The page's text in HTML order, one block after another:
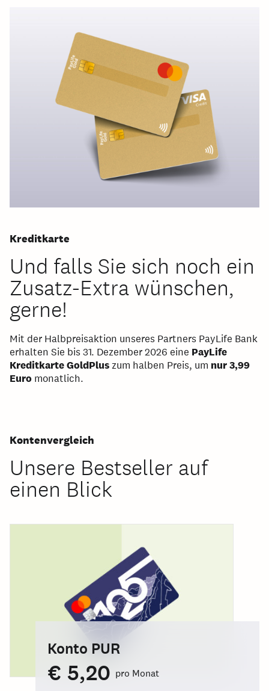
Kreditkarte
Und falls Sie sich noch ein
Zusatz-Extra wünschen,
gerne!
Mit der Halbpreisaktion unseres Partners PayLife Bank
erhalten Sie bis 31. Dezember 2026 eine PayLife
Kreditkarte GoldPluszum halben Preis, um nur 3,99
Euro monatlich.
Kontenvergleich
Unsere Bestseller auf
einen Blick
Konto PUR
€ 5,20 pro Monat